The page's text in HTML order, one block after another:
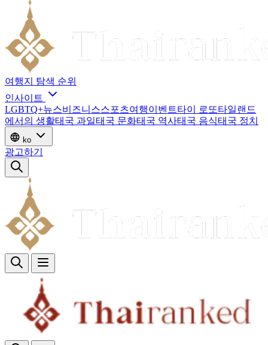
여행지 탐색 순위
인사이트
LGBTQ+뉴스비즈니스스포츠여행이벤트타이 로또타일랜드
에서의 생활태국 과일태국 문화태국 역사태국 음식태국 정치
ko
광고하기